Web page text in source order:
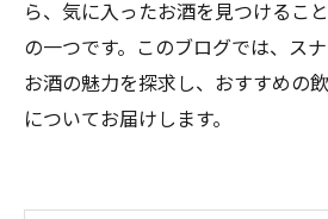
ら、気に入ったお酒を見つけるこ
の一つです。このブログでは、ス
お酒の魅力を探求し、おすすめの
についてお届けします。